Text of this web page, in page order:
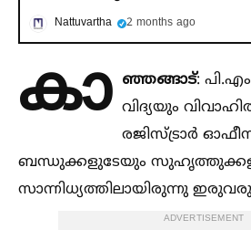
Nattuvartha 2 months ago
കാ ഞ്ഞങ്ങാട്:
വിദ്യയും
രജിസ്ട്രാർ
ബന്ധുക്കളുടേയും
സാന്നിധ്യത്തിലായിരുന്നു
ADVERTISEMENT